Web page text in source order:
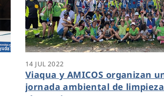
14 JUL 2022
Viaqua y AMICOS organizan
jornada ambiental de
río Sarela